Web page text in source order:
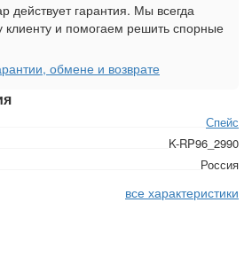
Спейс
K-RP96_2990
Россия
все характеристики
действует гарантия. Мы всегда
клиенту и помогаем решить спорные
обмене и возврате